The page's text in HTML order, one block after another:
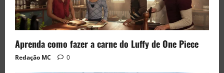
Aprenda como fazer a carne do Luffy de One Piece
Redação MC 0